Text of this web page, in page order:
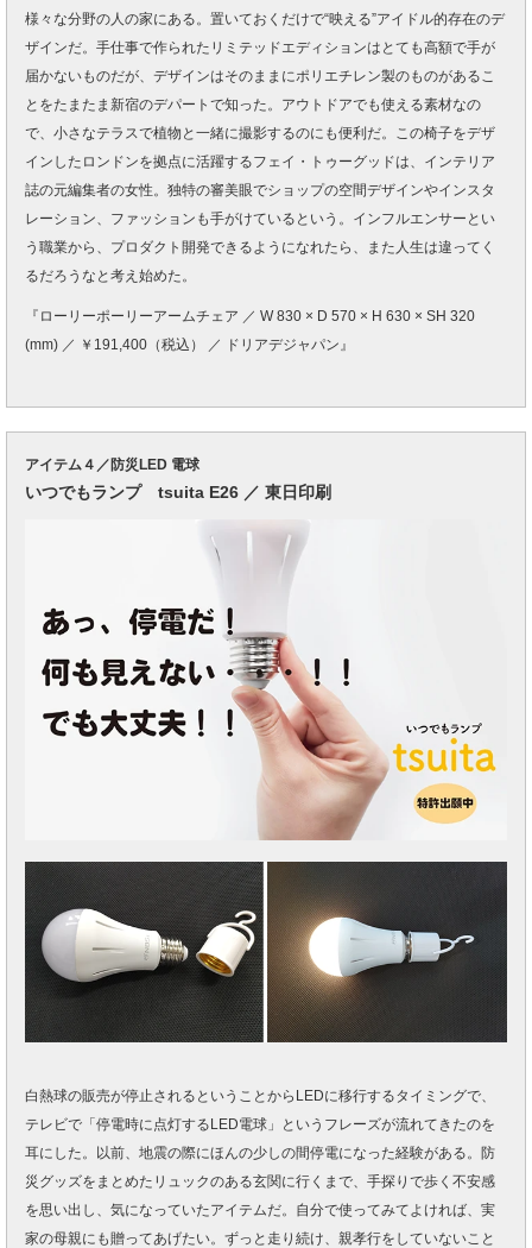
様々な分野の人の家にある。置いておくだけで“映える”アイドル的存在のデ
ザインだ。手仕事で作られたリミテッドエディションはとても高額で手が
届かないものだが、デザインはそのままにポリエチレン製のものがあるこ
とをたまたま新宿のデパートで知った。アウトドアでも使える素材なの
で、小さなテラスで植物と一緒に撮影するのにも便利だ。この椅子をデザ
インしたロンドンを拠点に活躍するフェイ・トゥーグッドは、インテリア
誌の元編集者の女性。独特の審美眼でショップの空間デザインやインスタ
レーション、ファッションも手がけているという。インフルエンサーとい
う職業から、プロダクト開発できるようになれたら、また人生は違ってく
るだろうなと考え始めた。
『ローリーポーリーアームチェア ／ W 830 × D 570 × H 630 × SH 320
(mm) ／ ￥191,400（税込） ／ ドリアデジャパン』
アイテム４／防災LED 電球
いつでもランプ tsuita E26 ／ 東日印刷
白熱球の販売が停止されるということからLEDに移行するタイミングで、
テレビで「停電時に点灯するLED電球」というフレーズが流れてきたのを
耳にした。以前、地震の際にほんの少しの間停電になった経験がある。防
災グッズをまとめたリュックのある玄関に行くまで、手探りで歩く不安感
を思い出し、気になっていたアイテムだ。自分で使ってみてよければ、実
家の母親にも贈ってあげたい。ずっと走り続け、親孝行をしていないこと